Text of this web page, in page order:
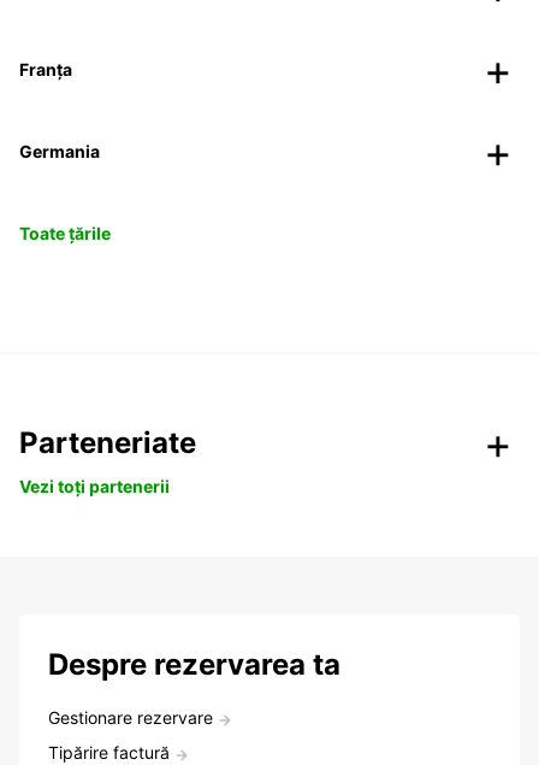
Franța
Germania
Toate țările
Parteneriate
Vezi toți partenerii
Despre rezervarea ta
Gestionare rezervare
Tipărire factură